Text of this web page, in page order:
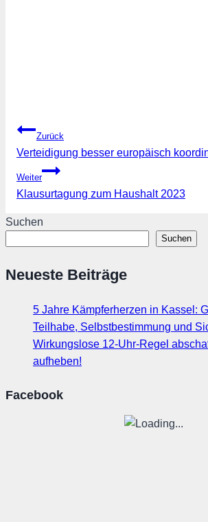
Beitragsnavigation
Zurück
Verteidigung besser europäisch
Weiter
Klausurtagung zum Haushalt 2023
Suchen
Suchen
Neueste Beiträge
5 Jahre Kämpferherzen in Kassel:
Teilhabe, Selbstbestimmung und
Wirkungslose 12-Uhr-Regel
aufheben!
Facebook